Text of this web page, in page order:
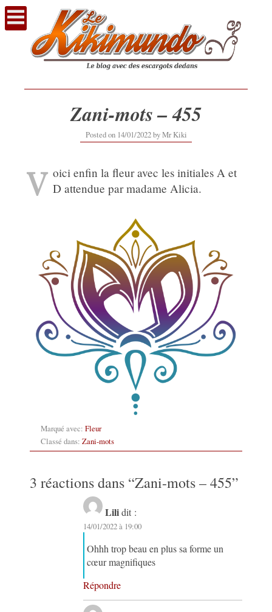
Voir
contenu
Zani-mots – 455
Posted on 14/01/2022byMr Kiki
V oici enfin la fleur avec les initiales A et
D attendue par madame Alicia.
Marqué avec: Fleur
Classé dans: Zani-mots
3 réactions dans “Zani-mots – 455”
Lili dit :
14/01/2022 à 19:00
Ohhh trop beau en plus sa forme un
cœur magnifiques
Répondre